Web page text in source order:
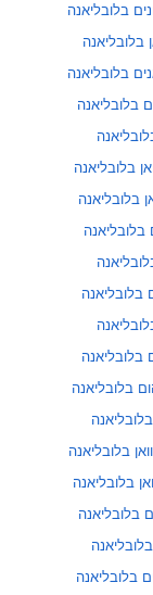
בלובליאנה
בלובליאנה
בלובליאנה
בלובליאנה
בלובליאנה
בלובליאנה
בלובליאנה
בלובליאנה
בלובליאנה
בלובליאנה
בלובליאנה
בלובליאנה
בלובליאנה